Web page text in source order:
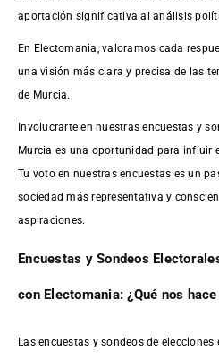
aportación significativa al análisis
En Electomania, valoramos cada
una visión más clara y precisa de las
de Murcia.
Involucrarte en nuestras encuestas y
Murcia es una oportunidad para influir
Tu voto en nuestras encuestas es un
sociedad más representativa y
aspiraciones.
Encuestas y Sondeos
con Electomania: ¿Qué nos
Las encuestas y sondeos de